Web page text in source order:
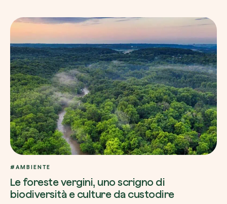
#AMBIENTE
Le foreste vergini, uno scrigno di
biodiversità e culture da custodire